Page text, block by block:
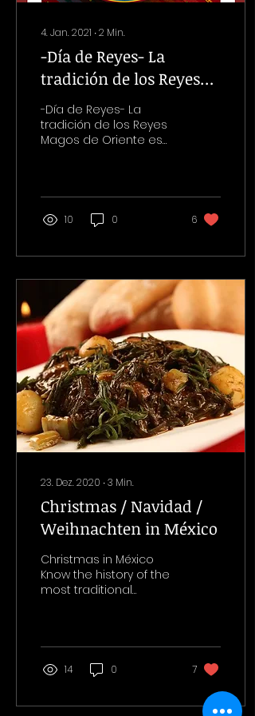
4. Jan. 2021 ∙2 Min.
-Día de Reyes- La
tradición de los Reyes
Magos de Oriente
-Día de Reyes- La
tradición de los Reyes
Magos de Oriente es
colonización española...
10 0 6
23. Dez. 2020 ∙3 Min.
Christmas / Navidad /
Weihnachten in México
Christmas in México
Know the history of the
most traditional
very much...
14 0 7